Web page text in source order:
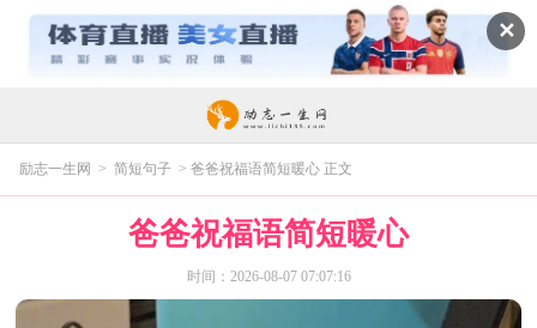
✕
励志一生网 > 简短句子 > 爸爸祝福语简短暖心 正文
爸爸祝福语简短暖心
时间：2026-08-07 07:07:16